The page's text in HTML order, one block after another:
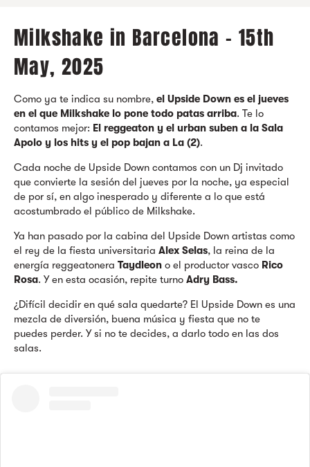
Milkshake in Barcelona - 15th
May, 2025
Como ya te indica su nombre, el Upside Down es el jueves
en el que Milkshake lo pone todo patas arriba. Te lo
contamos mejor: El reggeaton y el urban suben a la Sala
Apolo y los hits y el pop bajan a La (2).
Cada noche de Upside Down contamos con un Dj invitado
que convierte la sesión del jueves por la noche, ya especial
de por sí, en algo inesperado y diferente a lo que está
acostumbrado el público de Milkshake.
Ya han pasado por la cabina del Upside Down artistas como
el rey de la fiesta universitaria Alex Selas, la reina de la
energía reggeatonera Taydleon o el productor vasco Rico
Rosa. Y en esta ocasión, repite turno Adry Bass.
¿Difícil decidir en qué sala quedarte? El Upside Down es una
mezcla de diversión, buena música y fiesta que no te
puedes perder. Y si no te decides, a darlo todo en las dos
salas.